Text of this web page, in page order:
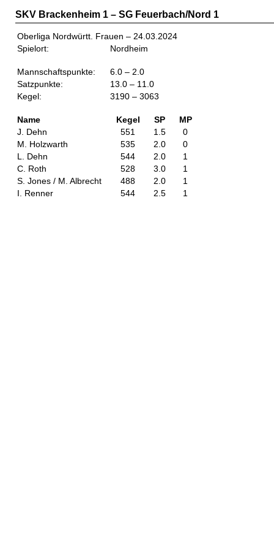
SKV Brackenheim 1 – SG Feuerbach/Nord 1
Oberliga Nordwürtt. Frauen – 24.03.2024
Spielort:
Nordheim
Mannschaftspunkte:
6.0 – 2.0
Satzpunkte:
13.0 – 11.0
Kegel:
3190 – 3063
Name Kegel SP
MP
J. Dehn
551 1.5
0
M. Holzwarth
535 2.0
0
L. Dehn
544 2.0
1
C. Roth
528 3.0
1
S. Jones / M. Albrecht
488 2.0
1
I. Renner
544 2.5 1